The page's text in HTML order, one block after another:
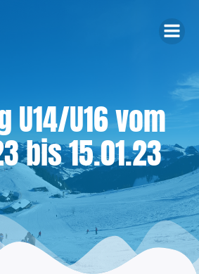
U14/U16 vom
bis 15.01.23